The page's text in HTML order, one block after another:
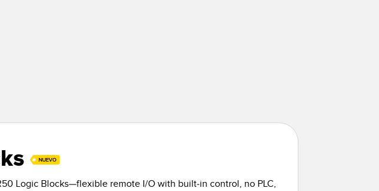
NUEVO
Logic Blocks—flexible remote I/O with built-in control, no PLC,